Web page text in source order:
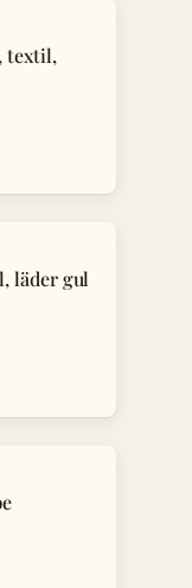
textil,
läder gul